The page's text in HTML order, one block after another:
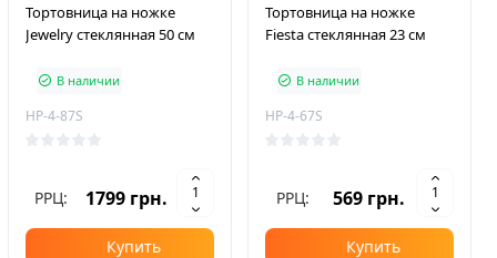
Тортовница на ножке
Jewelry стеклянная 50 см
В наличии
HP-4-87S
РРЦ: 1799 грн.
Купить
Тортовница на ножке
Fiesta стеклянная 23 см
В наличии
HP-4-67S
РРЦ: 569 грн.
Купить